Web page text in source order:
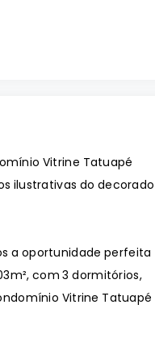
Vitrine Tatuapé
ilustrativas do decorado
a oportunidade perfeita
com 3 dormitórios,
Vitrine Tatuapé